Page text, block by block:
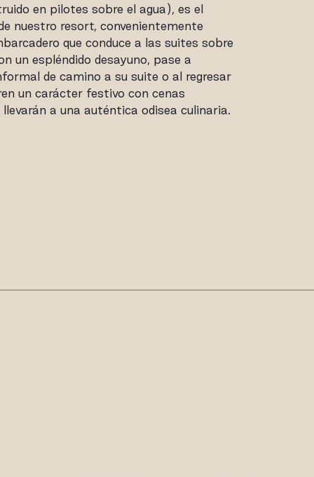
en pilotes sobre el agua), es el
nuestro resort, convenientemente
que conduce a las suites sobre
un espléndido desayuno, pase a
de camino a su suite o al regresar
un carácter festivo con cenas
a una auténtica odisea culinaria.